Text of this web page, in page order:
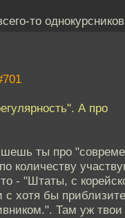
то
А про
ты про
количеству
- "Штаты, с
с хотя бы
Там уж твои